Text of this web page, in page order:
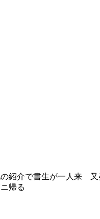
紹介で書生が一人来
帰る